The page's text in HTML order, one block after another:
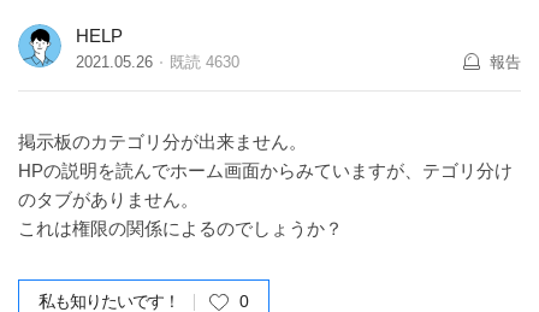
HELP
2021.05.26 既読 4630 報告
掲示板のカテゴリ分が出来ません。
HPの説明を読んでホーム画面からみていますが、テゴリ分け
のタブがありません。
これは権限の関係によるのでしょうか？
私も知りたいです！ 0